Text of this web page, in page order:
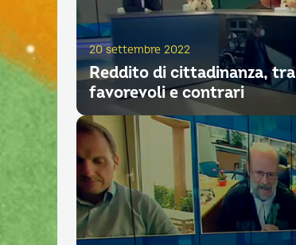
20 settembre 2022
Reddito di cittadinanza, tra
favorevoli e contrari